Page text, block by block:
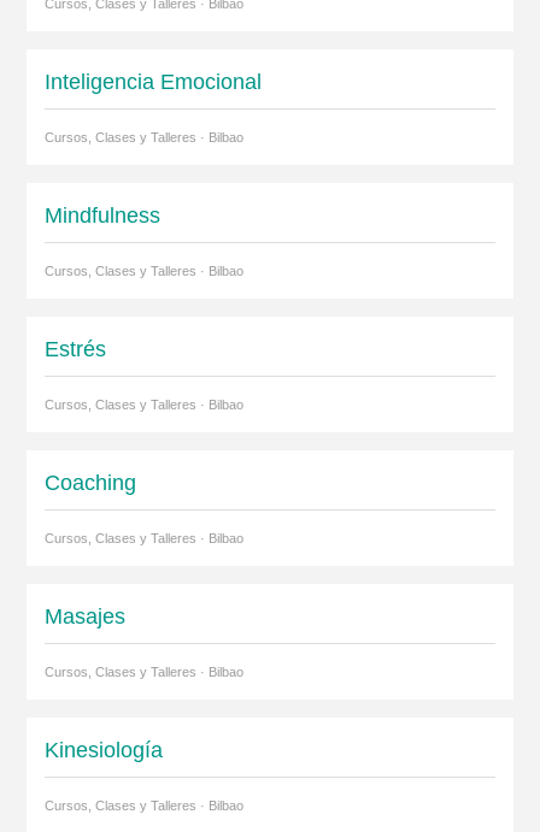
Cursos, Clases y Talleres · Bilbao
Inteligencia Emocional
Cursos, Clases y Talleres · Bilbao
Mindfulness
Cursos, Clases y Talleres · Bilbao
Estrés
Cursos, Clases y Talleres · Bilbao
Coaching
Cursos, Clases y Talleres · Bilbao
Masajes
Cursos, Clases y Talleres · Bilbao
Kinesiología
Cursos, Clases y Talleres · Bilbao